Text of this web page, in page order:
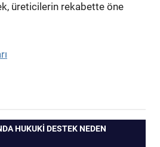
üreticilerin rekabette öne
HUKUKI DESTEK NEDEN